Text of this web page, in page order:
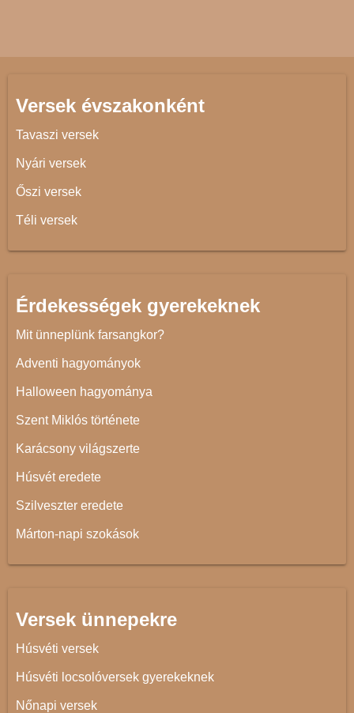
Versek évszakonként
Tavaszi versek
Nyári versek
Őszi versek
Téli versek
Érdekességek gyerekeknek
Mit ünneplünk farsangkor?
Adventi hagyományok
Halloween hagyománya
Szent Miklós története
Karácsony világszerte
Húsvét eredete
Szilveszter eredete
Márton-napi szokások
Versek ünnepekre
Húsvéti versek
Húsvéti locsolóversek gyerekeknek
Nőnapi versek